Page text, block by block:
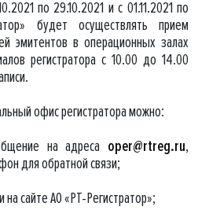
по 29.10.2021 и с 01.11.2021 по
будет осуществлять прием
эмитентов в операционных залах
регистратора с 10.00 до 14.00
офис регистратора можно:
на адреса oper@rtreg.ru,
для обратной связи;
сайте АО «РТ-Регистратор»;